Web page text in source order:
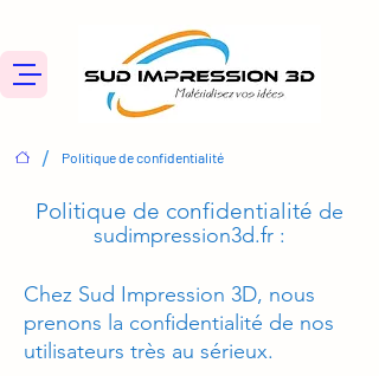
/ Politique de confidentialité
Politique de confidentialité de
sudimpression3d.fr :
Chez Sud Impression 3D, nous
prenons la confidentialité de nos
utilisateurs très au sérieux.